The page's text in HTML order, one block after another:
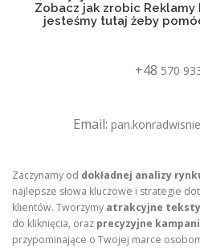
Zobacz jak zrobic Reklamy
jesteśmy tutaj żeby
+48 570
Email:
Zaczynamy od dokładnej analizy
najlepsze słowa kluczowe i strategie
klientów. Tworzymy atrakcyjne
do kliknięcia, oraz precyzyjne
przypominające o Twojej marce